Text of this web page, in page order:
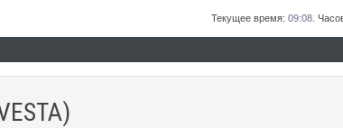
Текущее время: 09:08 .